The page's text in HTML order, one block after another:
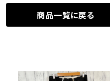
商品一覧に戻る